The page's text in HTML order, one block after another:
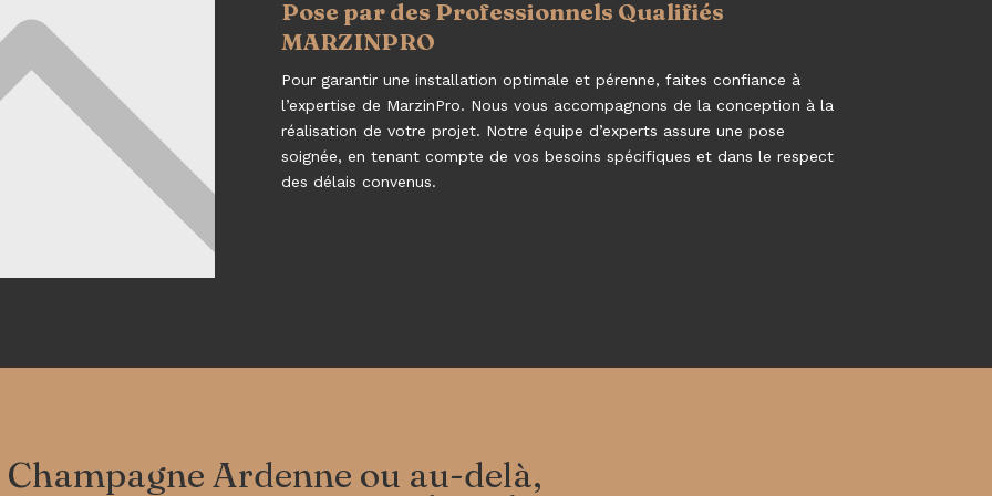
Pose par des Professionnels Qualifiés
MARZINPRO
Pour garantir une installation optimale et pérenne, faites confiance à
l’expertise de MarzinPro. Nous vous accompagnons de la conception à la
réalisation de votre projet. Notre équipe d’experts assure une pose
soignée, en tenant compte de vos besoins spécifiques et dans le respect
des délais convenus.
Champagne Ardenne ou au-delà,